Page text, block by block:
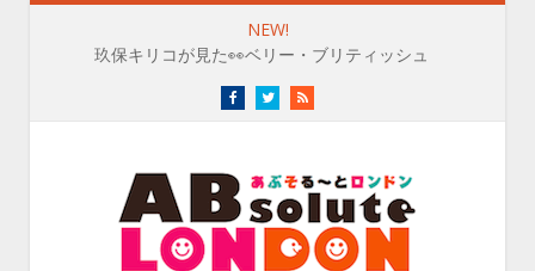
NEW!
玖保キリコが見た👀ベリー・ブリティッシュ
FacebookTwitterRSS